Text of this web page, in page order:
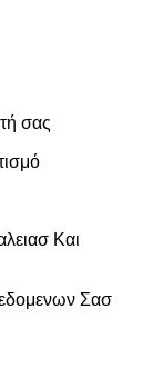
σας
Και
Σασ